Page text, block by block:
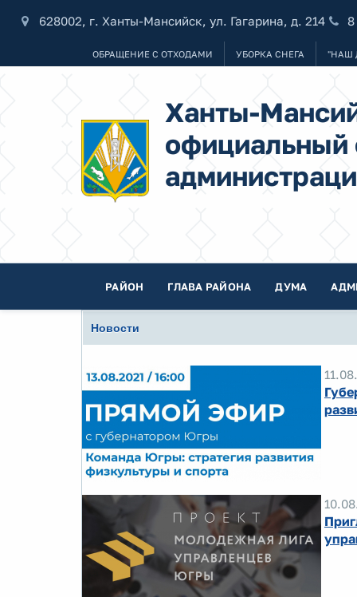
628002, г. Ханты-Мансийск, ул. Гагарина, д. 214
ОБРАЩЕНИЕ С ОТХОДАМИ УБОРКА СНЕГА "НАШ
Ханты-
официальный
РАЙОН ГЛАВА РАЙОНА ДУМА
Новости